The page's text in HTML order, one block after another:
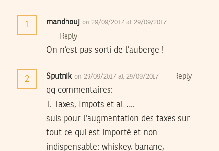
1 mandhouj on 29/09/2017 at 29/09/2017
Reply
On n’est pas sorti de l’auberge !
2 Sputnik on 29/09/2017 at 29/09/2017 Reply
qq commentaires:
1. Taxes, Impots et al ….
suis pour l’augmentation des taxes sur
tout ce qui est importé et non
indispensable: whiskey, banane,